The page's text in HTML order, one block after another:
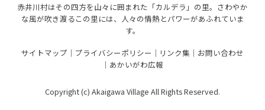
赤井川村はその四方を山々に囲まれた「カルデラ」の里。さわやか
な風が吹き渡るこの里には、人々の情熱とパワーがあふれていま
す。
サイトマップ
プライバシーポリシー リンク集
お問い合わせ
あかいがわ広報
Copyright (c) Akaigawa Village All Rights Reserved.